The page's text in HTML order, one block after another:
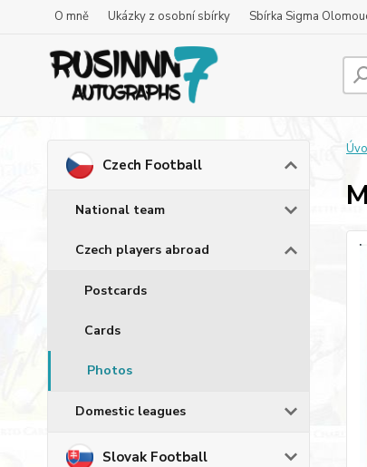
O mně Ukázky z osobní sbírky Sbírka Sigma
Czech Football
National team
Czech players abroad
Postcards
Cards
Photos
Domestic leagues
Slovak Football